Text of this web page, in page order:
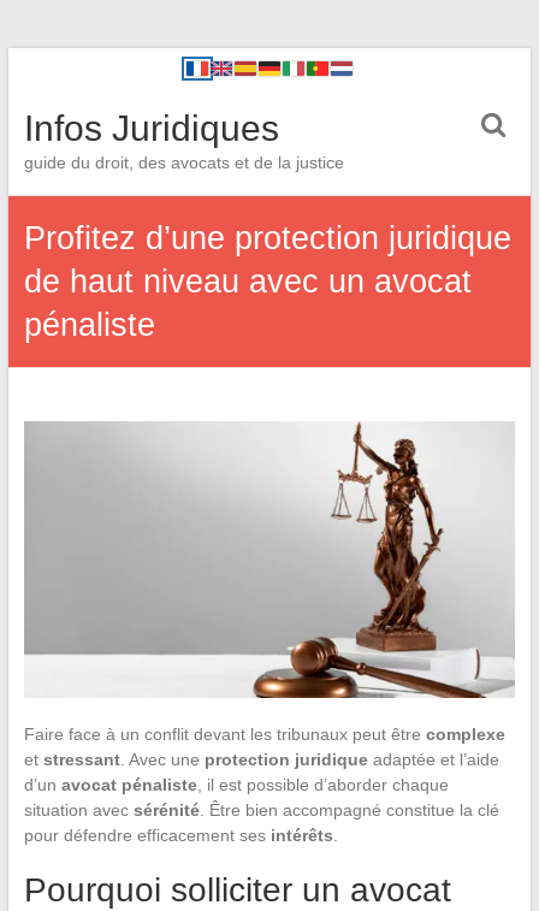
Infos Juridiques
guide du droit, des avocats et de la justice
Profitez d’une protection juridique
de haut niveau avec un avocat
pénaliste
Faire face à un conflit devant les tribunaux peut être complexe
et stressant. Avec une protection juridiqueadaptée et l’aide
d’un avocat pénaliste, il est possible d’aborder chaque
situation avec sérénité. Être bien accompagné constitue la clé
pour défendre efficacement ses intérêts
Pourquoi solliciter un avocat